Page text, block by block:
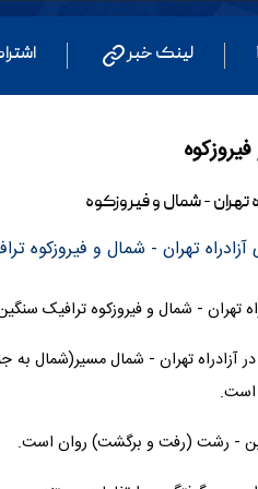
لینک خبر
تهران - شمال و فیروزکوه
تهران - شمال و فیروزکوه ترافیک
آزادراه تهران - شمال مسیر(شمال
است.
- رشت (رفت و برگشت) روان است.